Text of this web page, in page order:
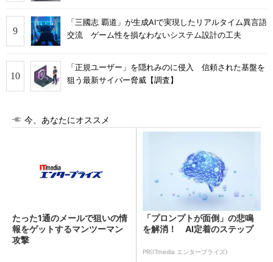
「三國志 覇道」が生成AIで実現したリアルタイム異言語
交流 ゲーム性を損なわないシステム設計の工夫
「正規ユーザー」を隠れみのに侵入 信頼された基盤を
狙う最新サイバー脅威【調査】
今、あなたにオススメ
たった1通のメールで狙いの情
報をゲットするマンツーマン
攻撃
「プロンプトが面倒」の悲鳴
を解消！ AI定着のステップ
PR(ITmedia エンタープライズ)